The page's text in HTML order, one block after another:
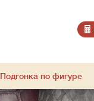
Подгонка по фигуре